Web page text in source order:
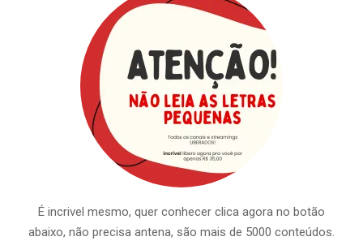
É incrivel mesmo, quer conhecer clica agora no botão
abaixo, não precisa antena, são mais de 5000 conteúdos.